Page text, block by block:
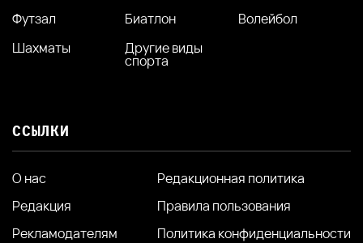
Футзал
Биатлон
Волейбол
Шахматы
Другие виды
спорта
ССЫЛКИ
О нас
Редакция
Рекламодателям
Редакционная политика
Правила пользования
Политика конфиденциальности